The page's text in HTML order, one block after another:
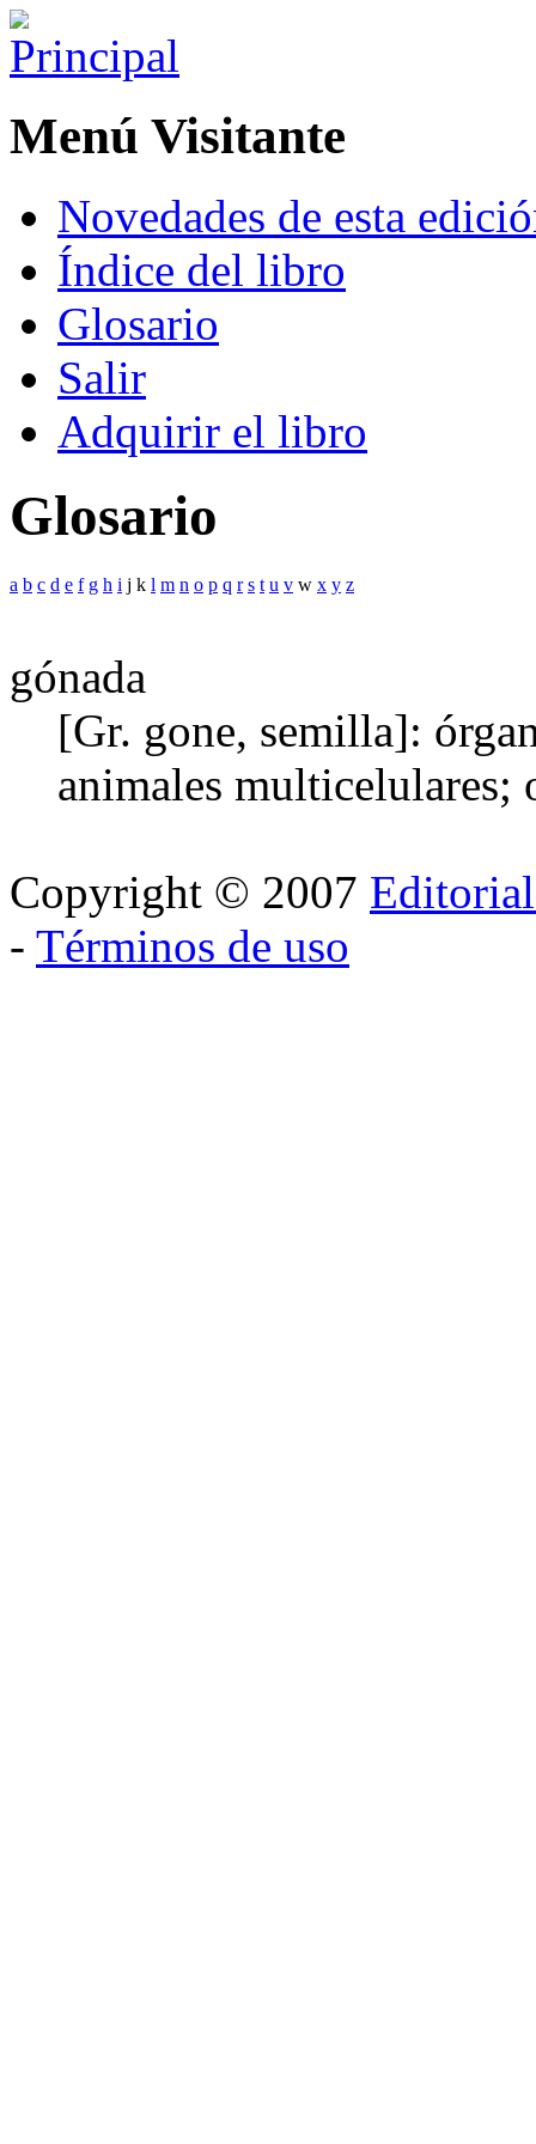
Menú Visitante
Novedades de esta
Índice del libro
Glosario
Salir
Adquirir el libro
Glosario
a b c d e f g h i j k l m n o p q r s t u v w x y z
gónada
[Gr. gone, semilla]:
animales multicelulares;
Copyright © 2007
- Términos de uso